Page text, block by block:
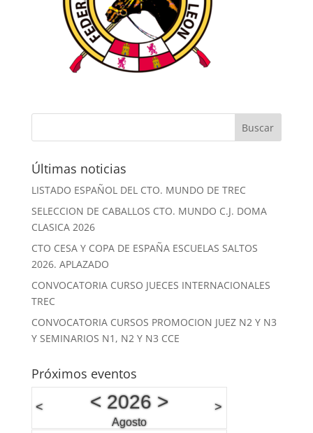
Últimas noticias
LISTADO ESPAÑOL DEL CTO. MUNDO DE TREC
SELECCION DE CABALLOS CTO. MUNDO C.J. DOMA
CLASICA 2026
CTO CESA Y COPA DE ESPAÑA ESCUELAS SALTOS
2026. APLAZADO
CONVOCATORIA CURSO JUECES INTERNACIONALES
TREC
CONVOCATORIA CURSOS PROMOCION JUEZ N2 Y N3
Y SEMINARIOS N1, N2 Y N3 CCE
Próximos eventos
< < 2026>
Agosto
>